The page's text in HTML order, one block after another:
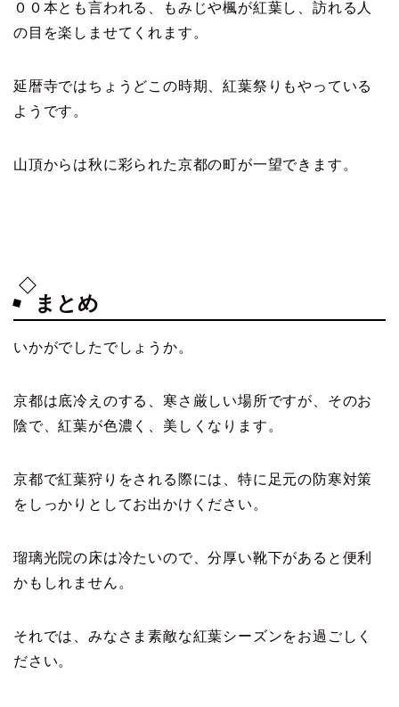
００本とも言われる、もみじや楓が紅葉し、訪れる人
の目を楽しませてくれます。
延暦寺ではちょうどこの時期、紅葉祭りもやっている
ようです。
山頂からは秋に彩られた京都の町が一望できます。
まとめ
いかがでしたでしょうか。
京都は底冷えのする、寒さ厳しい場所ですが、そのお
陰で、紅葉が色濃く、美しくなります。
京都で紅葉狩りをされる際には、特に足元の防寒対策
をしっかりとしてお出かけください。
瑠璃光院の床は冷たいので、分厚い靴下があると便利
かもしれません。
それでは、みなさま素敵な紅葉シーズンをお過ごしく
ださい。